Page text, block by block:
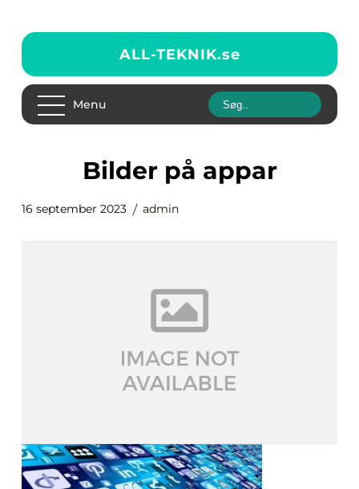
ALL-TEKNIK.se
Menu
bilder på appar
16 september 2023 admin